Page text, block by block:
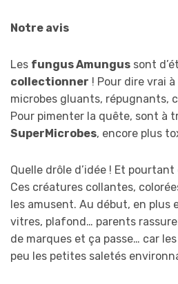
Notre avis
Les fungus Amungus sont
collectionner ! Pour dire vrai
microbes gluants, répugnants,
Pour pimenter la quête, sont à
SuperMicrobes, encore plus
Quelle drôle d’idée ! Et
Ces créatures collantes,
les amusent. Au début, en plus
vitres, plafond… parents
de marques et ça passe… car
peu les petites saletés